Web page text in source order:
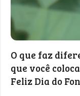
O que faz
que você
Feliz Dia do